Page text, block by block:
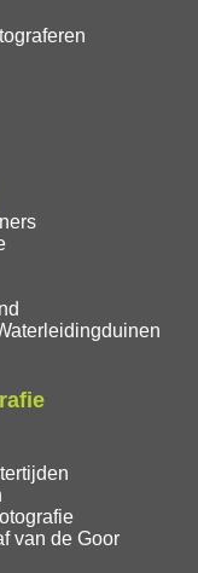
van de Goor